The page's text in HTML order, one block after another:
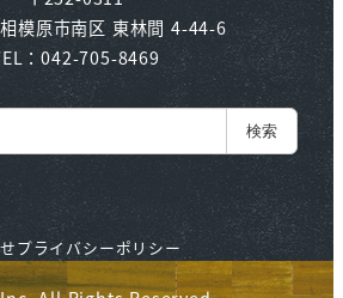
模原市南区 東林間 4-44-6
：042-705-8469
検索
プライバシーポリシー